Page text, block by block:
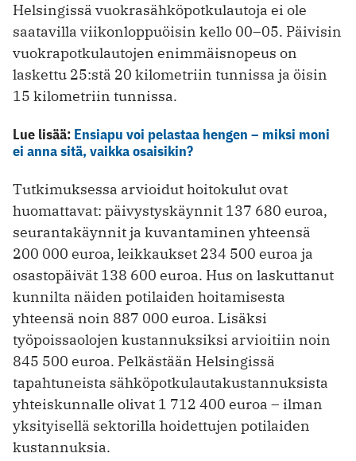
Helsingissä vuokrasähköpotkulautoja ei ole
saatavilla viikonloppuöisin kello 00–05. Päivisin
vuokrapotkulautojen enimmäisnopeus on
laskettu 25:stä 20 kilometriin tunnissa ja öisin
15 kilometriin tunnissa.
Lue lisää: Ensiapu voi pelastaa hengen – miksi moni
ei anna sitä, vaikka osaisikin?
Tutkimuksessa arvioidut hoitokulut ovat
huomattavat: päivystyskäynnit 137 680 euroa,
seurantakäynnit ja kuvantaminen yhteensä
200 000 euroa, leikkaukset 234 500 euroa ja
osastopäivät 138 600 euroa. Hus on laskuttanut
kunnilta näiden potilaiden hoitamisesta
yhteensä noin 887 000 euroa. Lisäksi
työpoissaolojen kustannuksiksi arvioitiin noin
845 500 euroa. Pelkästään Helsingissä
tapahtuneista sähköpotkulautakustannuksista
yhteiskunnalle olivat 1 712 400 euroa – ilman
yksityisellä sektorilla hoidettujen potilaiden
kustannuksia.